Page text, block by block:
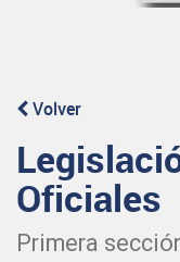
Volver
Oficiales
Primera